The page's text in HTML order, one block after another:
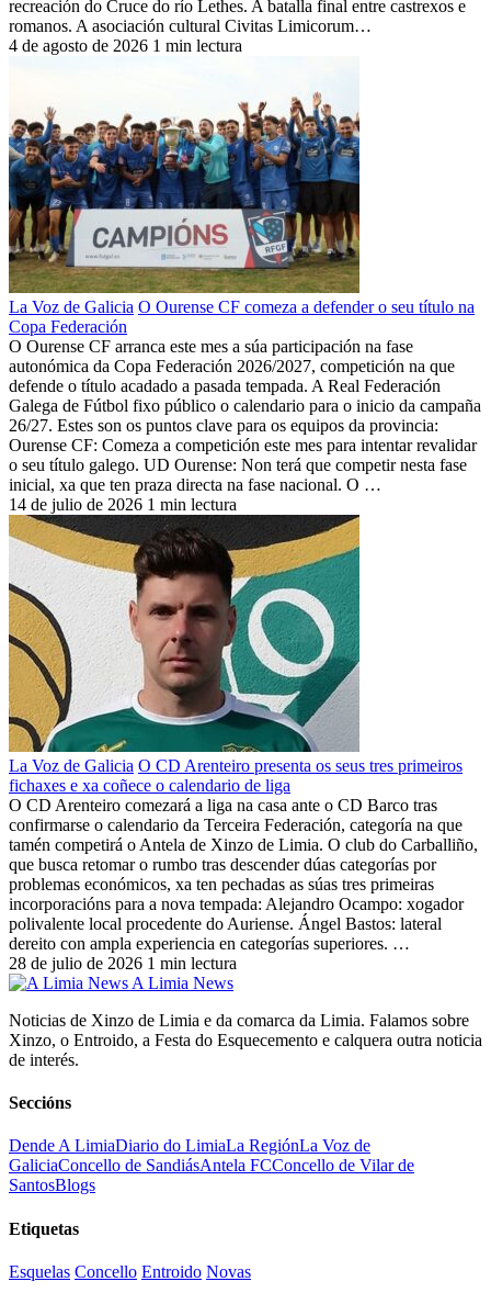
recreación do Cruce do río Lethes. A batalla final entre castrexos e
romanos. A asociación cultural Civitas Limicorum…
4 de agosto de 2026 1 min lectura
La Voz de Galicia O Ourense CF comeza a defender o seu título na
Copa Federación
O Ourense CF arranca este mes a súa participación na fase
autonómica da Copa Federación 2026/2027, competición na que
defende o título acadado a pasada tempada. A Real Federación
Galega de Fútbol fixo público o calendario para o inicio da campaña
26/27. Estes son os puntos clave para os equipos da provincia:
Ourense CF: Comeza a competición este mes para intentar revalidar
o seu título galego. UD Ourense: Non terá que competir nesta fase
inicial, xa que ten praza directa na fase nacional. O …
14 de julio de 2026 1 min lectura
La Voz de Galicia O CD Arenteiro presenta os seus tres primeiros
fichaxes e xa coñece o calendario de liga
O CD Arenteiro comezará a liga na casa ante o CD Barco tras
confirmarse o calendario da Terceira Federación, categoría na que
tamén competirá o Antela de Xinzo de Limia. O club do Carballiño,
que busca retomar o rumbo tras descender dúas categorías por
problemas económicos, xa ten pechadas as súas tres primeiras
incorporacións para a nova tempada: Alejandro Ocampo: xogador
polivalente local procedente do Auriense. Ángel Bastos: lateral
dereito con ampla experiencia en categorías superiores. …
28 de julio de 2026 1 min lectura
A Limia News
Noticias de Xinzo de Limia e da comarca da Limia. Falamos sobre
Xinzo, o Entroido, a Festa do Esquecemento e calquera outra noticia
de interés.
Seccións
Dende A LimiaDiario do LimiaLa RegiónLa Voz de
GaliciaConcello de SandiásAntela FCConcello de Vilar de
SantosBlogs
Etiquetas
Esquelas Concello Entroido Novas